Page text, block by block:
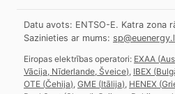
Datu avots: ENTSO-E. Katra zona
Sazinieties ar mums:
Eiropas elektrības operatori: EXAA (
Vācija, Nīderlande, Šveice) IBEX (
OTE (Čehija) GME (Itālija) HENEX (